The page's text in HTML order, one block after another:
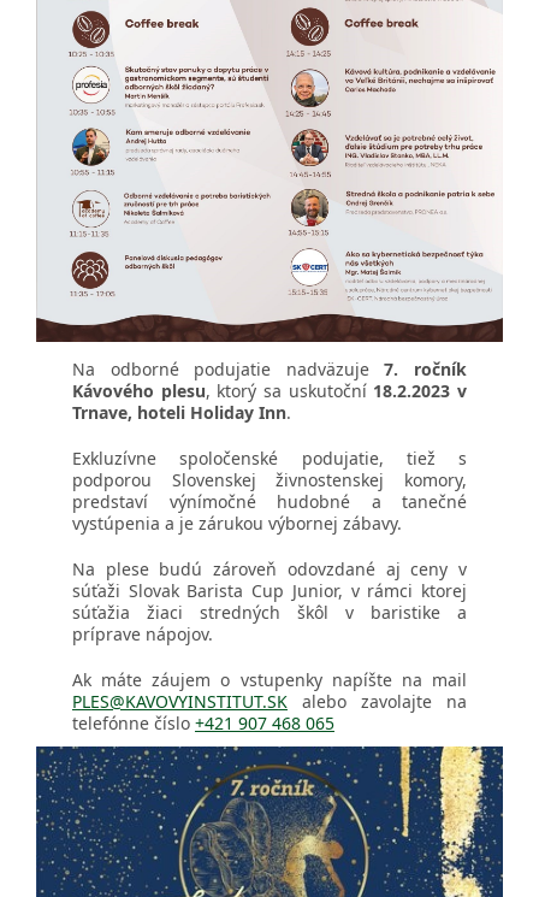
Na odborné podujatie nadväzuje7. ročník
Kávového plesu, ktorý sa uskutoční 18.2.2023 v
Trnave, hoteli Holiday Inn.
Exkluzívne spoločenské podujatie, tiež s
podporou Slovenskej živnostenskej komory,
predstaví výnímočné hudobné a tanečné
vystúpenia a je zárukou výbornej zábavy.
Na plese budú zároveň odovzdané aj ceny v
súťaži Slovak Barista Cup Junior, v rámci ktorej
súťažia žiaci stredných škôl v baristike a
príprave nápojov.
Ak máte záujem o vstupenky napíšte na mail
PLES@KAVOVYINSTITUT.SK alebo zavolajte na
telefónne číslo +421 907 468 065